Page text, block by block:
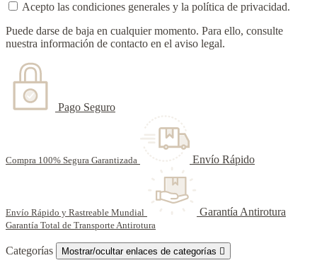
Acepto las condiciones generales y la política de privacidad.
Puede darse de baja en cualquier momento. Para ello, consulte
nuestra información de contacto en el aviso legal.
Pago Seguro
Compra 100% Segura Garantizada Envío Rápido
Envío Rápido y Rastreable Mundial Garantía Antirotura
Garantía Total de Transporte Antirotura
Categorías Mostrar/ocultar enlaces de categorías 